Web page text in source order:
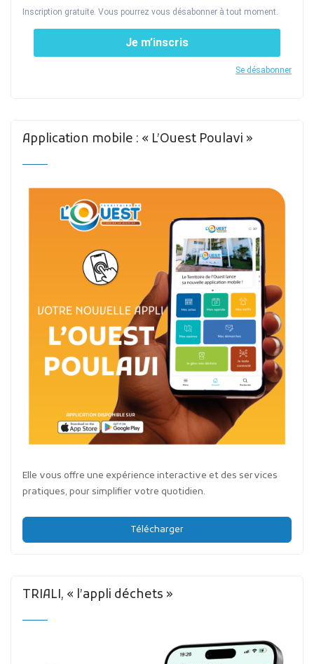
Inscription gratuite. Vous pourrez vous désabonner à tout moment.
Je m’inscris
Se désabonner
Application mobile : « L’Ouest Poulavi »
Elle vous offre une expérience interactive et des services
pratiques, pour simplifier votre quotidien.
Télécharger
TRIALI, « l’appli déchets »